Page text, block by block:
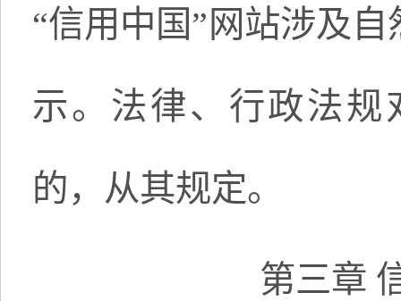
“信用中国”网站涉及
示。法律、行政法规
的，从其规定。
第三章